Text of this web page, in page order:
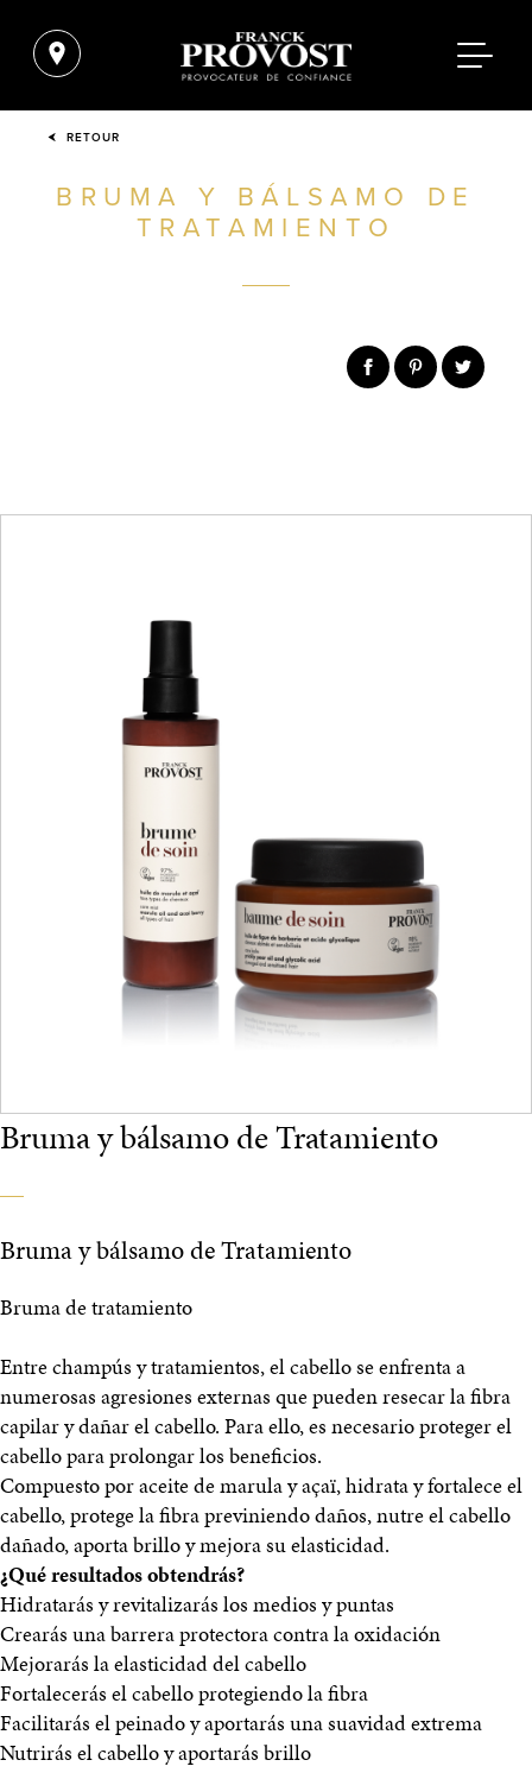
RETOUR
BRUMA Y BÁLSAMO DE
TRATAMIENTO
Bruma y bálsamo de Tratamiento
Bruma y bálsamo de Tratamiento
Bruma de tratamiento
Entre champús y tratamientos, el cabello se enfrenta a
numerosas agresiones externas que pueden resecar la fibra
capilar y dañar el cabello. Para ello, es necesario proteger el
cabello para prolongar los beneficios.
Compuesto por aceite de marula y açaï, hidrata y fortalece el
cabello, protege la fibra previniendo daños, nutre el cabello
dañado, aporta brillo y mejora su elasticidad.
¿Qué resultados obtendrás?
Hidratarás y revitalizarás los medios y puntas
Crearás una barrera protectora contra la oxidación
Mejorarás la elasticidad del cabello
Fortalecerás el cabello protegiendo la fibra
Facilitarás el peinado y aportarás una suavidad extrema
Nutrirás el cabello y aportarás brillo